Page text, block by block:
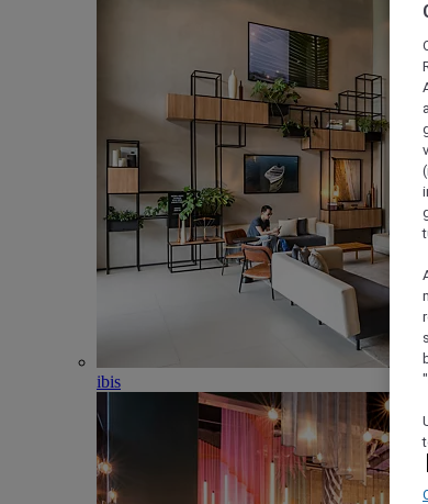
ibis